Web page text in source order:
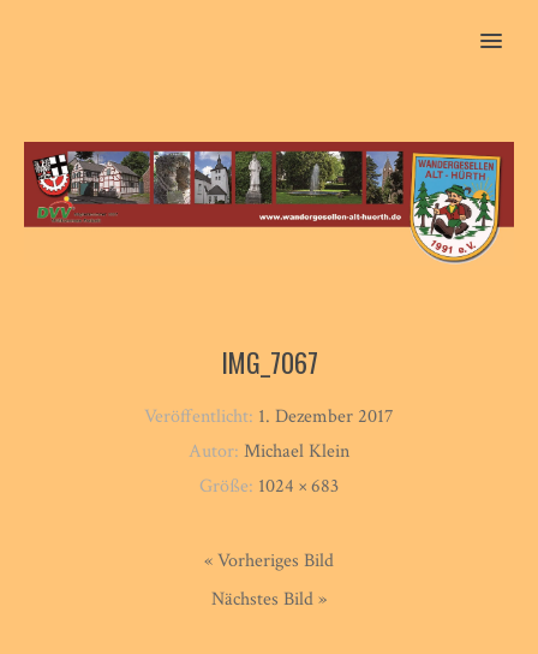
MENU
IMG_7067
Veröffentlicht: 1. Dezember 2017
Autor: Michael Klein
Größe: 1024 × 683
« Vorheriges Bild
Nächstes Bild »